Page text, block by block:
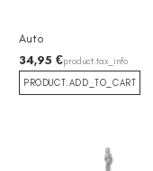
Auto
34,95 €product.tax_info
PRODUCT.ADD_TO_CART